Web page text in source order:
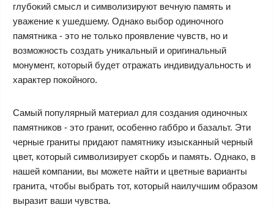
глубокий смысл и символизируют вечную память и
уважение к ушедшему. Однако выбор одиночного
памятника - это не только проявление чувств, но и
возможность создать уникальный и оригинальный
монумент, который будет отражать индивидуальность и
характер покойного.
Самый популярный материал для создания одиночных
памятников - это гранит, особенно габбро и базальт. Эти
черные граниты придают памятнику изысканный черный
цвет, который символизирует скорбь и память. Однако, в
нашей компании, вы можете найти и цветные варианты
гранита, чтобы выбрать тот, который наилучшим образом
выразит ваши чувства.